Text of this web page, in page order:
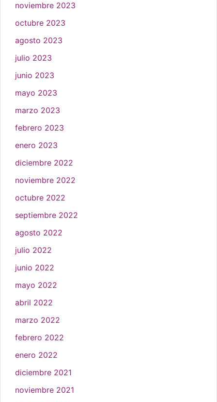
noviembre 2023
octubre 2023
agosto 2023
julio 2023
junio 2023
mayo 2023
marzo 2023
febrero 2023
enero 2023
diciembre 2022
noviembre 2022
octubre 2022
septiembre 2022
agosto 2022
julio 2022
junio 2022
mayo 2022
abril 2022
marzo 2022
febrero 2022
enero 2022
diciembre 2021
noviembre 2021